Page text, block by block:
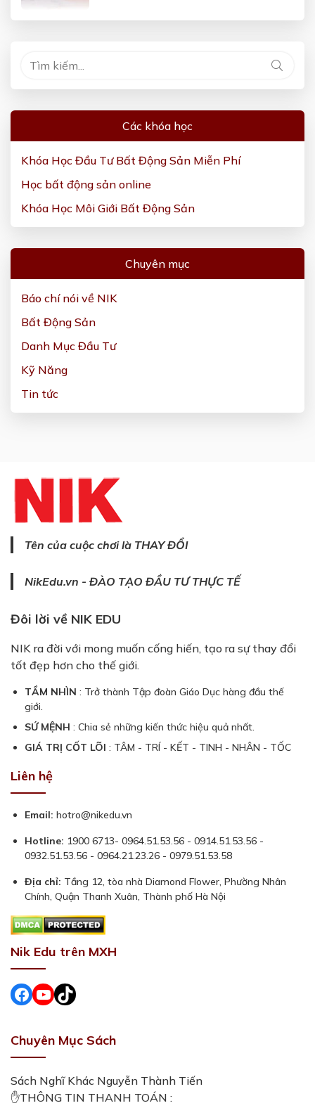
Các khóa học
Khóa Học Đầu Tư Bất Động Sản Miễn Phí
Học bất động sản online
Khóa Học Môi Giới Bất Động Sản
Chuyên mục
Báo chí nói về NIK
Bất Động Sản
Danh Mục Đầu Tư
Kỹ Năng
Tin tức
Tên của cuộc chơi là THAY ĐỔI
NikEdu.vn - ĐÀO TẠO ĐẦU TƯ THỰC TẾ
Đôi lời về NIK EDU
NIK ra đời với mong muốn cống hiến, tạo ra sự thay đổi
tốt đẹp hơn cho thế giới.
TẦM NHÌN : Trở thành Tập đoàn Giáo Dục hàng đầu thế
giới.
SỨ MỆNH : Chia sẻ những kiến thức hiệu quả nhất.
GIÁ TRỊ CỐT LÕI : TÂM - TRÍ - KẾT - TINH - NHÂN - TỐC
Liên hệ
Email: hotro@nikedu.vn
Hotline: 1900 6713- 0964.51.53.56 - 0914.51.53.56 -
0932.51.53.56 - 0964.21.23.26 - 0979.51.53.58
Địa chỉ: Tầng 12, tòa nhà Diamond Flower, Phường Nhân
Chính, Quận Thanh Xuân, Thành phố Hà Nội
Nik Edu trên MXH
Facebook # #
Chuyên Mục Sách
Sách Nghĩ Khác Nguyễn Thành Tiến
✋THÔNG TIN THANH TOÁN :